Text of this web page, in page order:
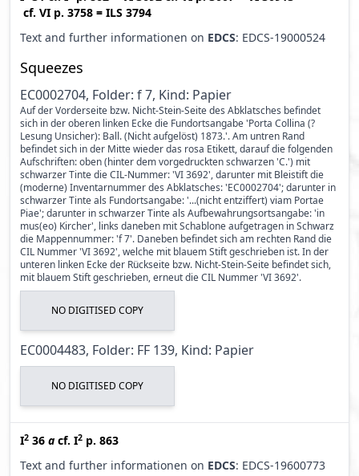
cf. VI p. 3758 = ILS 3794
Text and further informationen on EDCS: EDCS-19000524
Squeezes
EC0002704, Folder: f 7, Kind: Papier
Auf der Vorderseite bzw. Nicht-Stein-Seite des Abklatsches befindet
sich in der oberen linken Ecke die Fundortsangabe 'Porta Collina (?
Lesung Unsicher): Ball. (Nicht aufgelöst) 1873.'. Am untren Rand
befindet sich in der Mitte wieder das rosa Etikett, darauf die folgenden
Aufschriften: oben (hinter dem vorgedruckten schwarzen 'C.') mit
schwarzer Tinte die CIL-Nummer: 'VI 3692', darunter mit Bleistift die
(moderne) Inventarnummer des Abklatsches: 'EC0002704'; darunter in
schwarzer Tinte als Fundortsangabe: '...(nicht entziffert) viam Portae
Piae'; darunter in schwarzer Tinte als Aufbewahrungsortsangabe: 'in
mus(eo) Kircher', links daneben mit Schablone aufgetragen in Schwarz
die Mappennummer: 'f 7'. Daneben befindet sich am rechten Rand die
CIL Nummer 'VI 3692', welche mit blauem Stift geschrieben ist. In der
unteren linken Ecke der Rückseite bzw. Nicht-Stein-Seite befindet sich,
mit blauem Stift geschrieben, erneut die CIL Nummer 'VI 3692'.
NO DIGITISED COPY
EC0004483, Folder: FF 139, Kind: Papier
NO DIGITISED COPY
I2 36 a cf. I2 p. 863
Text and further informationen on EDCS: EDCS-19600773